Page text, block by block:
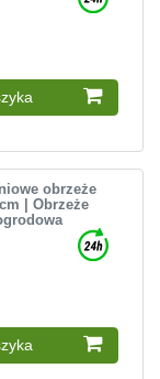
obrzeże
| Obrzeże